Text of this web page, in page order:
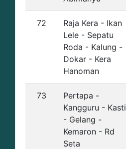
72
Raja Kera - Ikan
Lele - Sepatu
Roda - Kalung -
Dokar - Kera
Hanoman
73
Pertapa -
Kangguru - Kasti
- Gelang -
Kemaron - Rd
Seta